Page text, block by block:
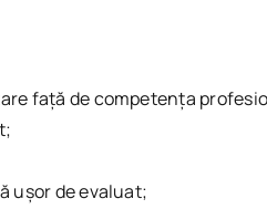
față de competența
ușor de evaluat;